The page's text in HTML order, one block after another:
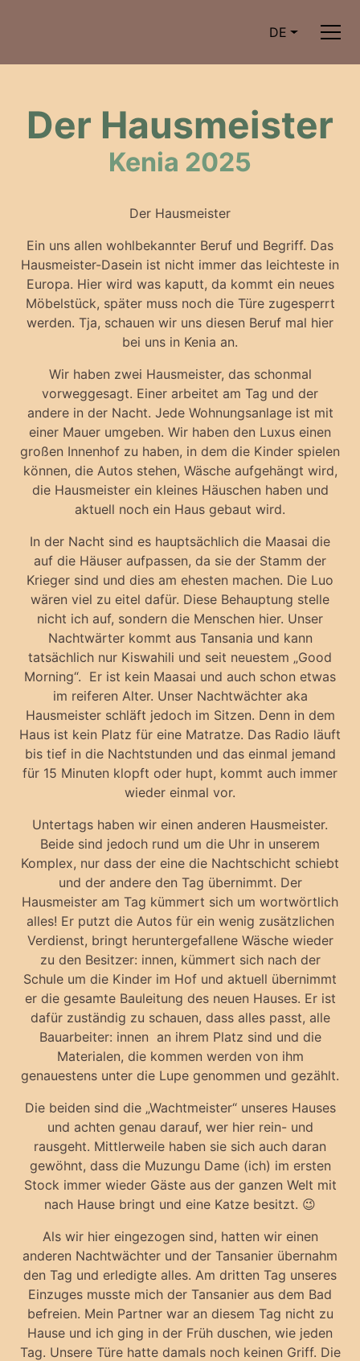
DE
Der Hausmeister
Kenia 2025
Der Hausmeister
Ein uns allen wohlbekannter Beruf und Begriff. Das
Hausmeister-Dasein ist nicht immer das leichteste in
Europa. Hier wird was kaputt, da kommt ein neues
Möbelstück, später muss noch die Türe zugesperrt
werden. Tja, schauen wir uns diesen Beruf mal hier
bei uns in Kenia an.
Wir haben zwei Hausmeister, das schonmal
vorweggesagt. Einer arbeitet am Tag und der
andere in der Nacht. Jede Wohnungsanlage ist mit
einer Mauer umgeben. Wir haben den Luxus einen
großen Innenhof zu haben, in dem die Kinder spielen
können, die Autos stehen, Wäsche aufgehängt wird,
die Hausmeister ein kleines Häuschen haben und
aktuell noch ein Haus gebaut wird.
In der Nacht sind es hauptsächlich die Maasai die
auf die Häuser aufpassen, da sie der Stamm der
Krieger sind und dies am ehesten machen. Die Luo
wären viel zu eitel dafür. Diese Behauptung stelle
nicht ich auf, sondern die Menschen hier. Unser
Nachtwärter kommt aus Tansania und kann
tatsächlich nur Kiswahili und seit neuestem „Good
Morning“. Er ist kein Maasai und auch schon etwas
im reiferen Alter. Unser Nachtwächter aka
Hausmeister schläft jedoch im Sitzen. Denn in dem
Haus ist kein Platz für eine Matratze. Das Radio läuft
bis tief in die Nachtstunden und das einmal jemand
für 15 Minuten klopft oder hupt, kommt auch immer
wieder einmal vor.
Untertags haben wir einen anderen Hausmeister.
Beide sind jedoch rund um die Uhr in unserem
Komplex, nur dass der eine die Nachtschicht schiebt
und der andere den Tag übernimmt. Der
Hausmeister am Tag kümmert sich um wortwörtlich
alles! Er putzt die Autos für ein wenig zusätzlichen
Verdienst, bringt heruntergefallene Wäsche wieder
zu den Besitzer: innen, kümmert sich nach der
Schule um die Kinder im Hof und aktuell übernimmt
er die gesamte Bauleitung des neuen Hauses. Er ist
dafür zuständig zu schauen, dass alles passt, alle
Bauarbeiter: innen an ihrem Platz sind und die
Materialen, die kommen werden von ihm
genauestens unter die Lupe genommen und gezählt.
Die beiden sind die „Wachtmeister“ unseres Hauses
und achten genau darauf, wer hier rein- und
rausgeht. Mittlerweile haben sie sich auch daran
gewöhnt, dass die Muzungu Dame (ich) im ersten
Stock immer wieder Gäste aus der ganzen Welt mit
nach Hause bringt und eine Katze besitzt. 😉
Als wir hier eingezogen sind, hatten wir einen
anderen Nachtwächter und der Tansanier übernahm
den Tag und erledigte alles. Am dritten Tag unseres
Einzuges musste mich der Tansanier aus dem Bad
befreien. Mein Partner war an diesem Tag nicht zu
Hause und ich ging in der Früh duschen, wie jeden
Tag. Unsere Türe hatte damals noch keinen Griff. Die